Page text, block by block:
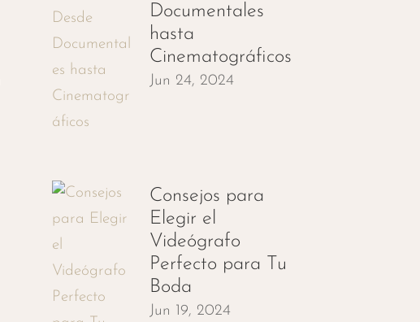
Documentales
hasta
Cinematográficos
Jun 24, 2024
Consejos para
Elegir el
Videógrafo
Perfecto para Tu
Boda
Jun 19, 2024